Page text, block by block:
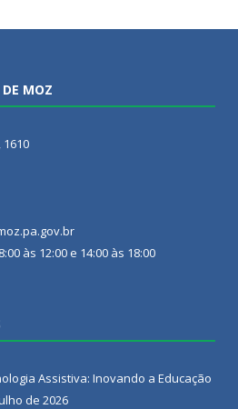
DE MOZ
às 12:00 e 14:00 às 18:00
Assistiva: Inovando a Educação
de 2026